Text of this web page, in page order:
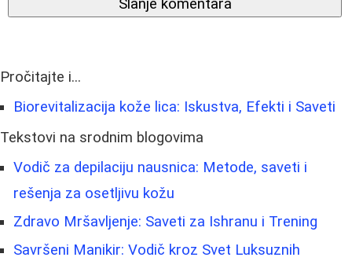
Slanje komentara
Pročitajte i...
Biorevitalizacija kože lica: Iskustva, Efekti i Saveti
Tekstovi na srodnim blogovima
Vodič za depilaciju nausnica: Metode, saveti i
rešenja za osetljivu kožu
Zdravo Mršavljenje: Saveti za Ishranu i Trening
Savršeni Manikir: Vodič kroz Svet Luksuznih